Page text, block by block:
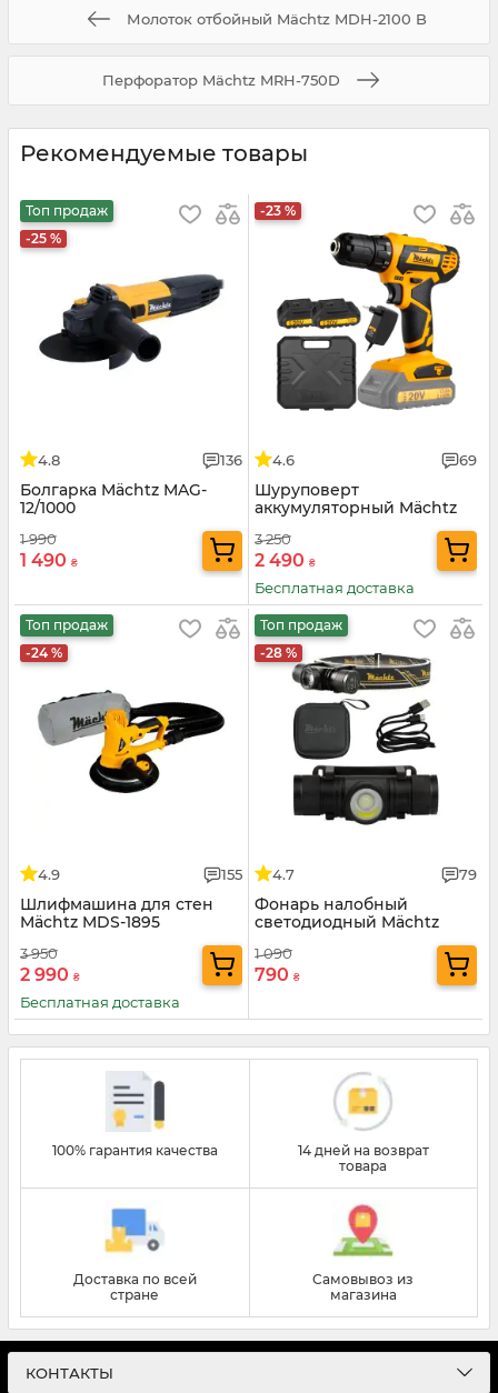
Молоток отбойный Mächtz MDH-2100 B
Перфоратор Mächtz MRH-750D
Рекомендуемые товары
Топ продаж
-25 %
4.8 136
Болгарка Mächtz MAG-
12/1000
1 990
1 490 ₴
-23 %
4.6 69
Шуруповерт
аккумуляторный Mächtz
3 250
2 490 ₴
Бесплатная доставка
Топ продаж
-24 %
4.9 155
Шлифмашина для стен
Mächtz MDS-1895
3 950
2 990 ₴
Бесплатная доставка
Топ продаж
-28 %
4.7 79
Фонарь налобный
светодиодный Mächtz
1 090
790 ₴
100% гарантия качества
14 дней на возврат
товара
Доставка по всей
стране
Самовывоз из
магазина
КОНТАКТЫ